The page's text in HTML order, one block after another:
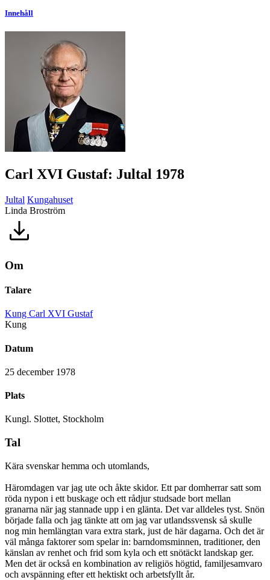
Innehåll
Carl XVI Gustaf: Jultal 1978
Jultal Kungahuset
Linda Broström
Om
Talare
Kung Carl XVI Gustaf
Kung
Datum
25 december 1978
Plats
Kungl. Slottet, Stockholm
Tal
Kära svenskar hemma och utomlands,
Häromdagen var jag ute och åkte skidor. Ett par domherrar satt som
röda nypon i ett buskage och ett rådjur studsade bort mellan
granarna när jag stannade upp i en glänta. Det var alldeles tyst. Snön
började falla och jag tänkte att om jag var utlandssvensk så skulle
nog min hemlängtan vara extra stark, just de här dagarna. Och det är
väl många faktorer som spelar in: barndomsminnen, traditioner, den
känslan av renhet och frid som kyla och ett snötäckt landskap ger.
Men det är också en kombination av religiös högtid, familjesamvaro
och avspänning efter ett hektiskt och arbetsfyllt år.